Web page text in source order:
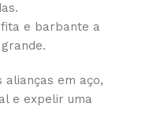
e barbante a
alianças em aço,
e expelir uma